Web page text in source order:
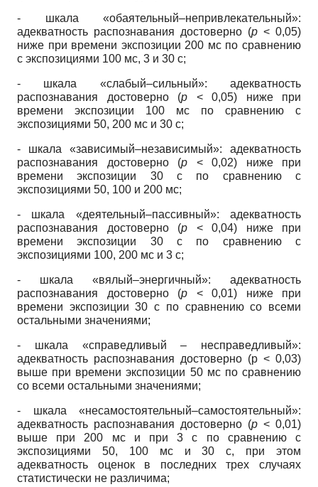
- шкала «обаятельный–непривлекательный»:
адекватность распознавания достовер­но (p < 0,05)
ниже при времени экспозиции 200 мс по сравнению
с экспозициями 100 мс, 3 и 30 с;
- шкала «слабый–сильный»: адекватность
распознавания достоверно (p < 0,05) ниже при
времени экспозиции 100 мс по сравнению с
экспозициями 50, 200 мс и 30 с;
- шкала «зависимый–независимый»: адекватность
распознавания достоверно (p < 0,02) ниже при
времени экспозиции 30 с по сравнению с
экспозициями 50, 100 и 200 мс;
- шкала «деятельный–пассивный»: адекватность
распознавания достоверно (p < 0,04) ниже при
времени экспозиции 30 с по сравнению с
экспозициями 100, 200 мс и 3 с;
- шкала «вялый–энергичный»: адекватность
распознавания достоверно (p < 0,01) ниже при
времени экспозиции 30 с по сравнению со всеми
остальными значениями;
- шкала «справедливый – несправедливый»:
адекватность распознавания достоверно (p < 0,03)
выше при времени экспозиции 50 мс по сравнению
со всеми остальными значе­ниями;
- шкала «несамостоятельный–самостоятельный»:
адекватность распознавания досто­верно (p < 0,01)
выше при 200 мс и при 3 с по сравнению с
экспозициями 50, 100 мс и 30 с, при этом
адекватность оценок в последних трех случаях
статистически не различима;